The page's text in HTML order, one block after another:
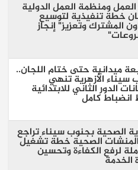
العمل ومنظمة العمل الدولية
خطة تنفيذية لتوسيع
المشترك وتعزيز" إنجاز
ميدانية حتى ختام اللجان..
سيناء الأزهرية تنهي
الدور الثاني للابتدائية
كامل
الصحية بجنوب سيناء تراجع
المنشات الصحية خطة تشغيل
لرفع الكفاءة وتحسين
الخدمة